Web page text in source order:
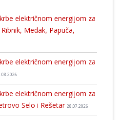
električnom energijom za
Medak, Papuča,
električnom energijom za
električnom energijom za
Selo i Rešetar 28.07.2026